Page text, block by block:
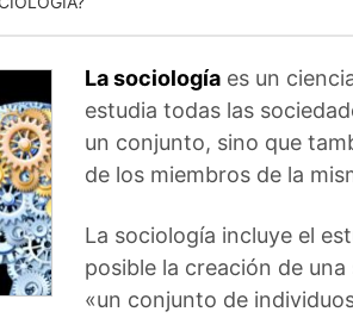
La sociología es un
estudia todas las
un conjunto, sino que
de los miembros de la
La sociología incluye el
posible la creación de
«un conjunto de